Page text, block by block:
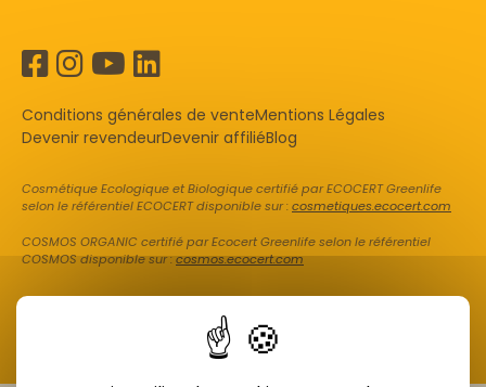
Conditions générales de venteMentions Légales
Devenir revendeurDevenir affiliéBlog
Cosmétique Ecologique et Biologique certifié par ECOCERT Greenlife
selon le référentiel ECOCERT disponible sur :cosmetiques.ecocert.com
COSMOS ORGANIC certifié par Ecocert Greenlife selon le référentiel
COSMOS disponible sur :cosmos.ecocert.com